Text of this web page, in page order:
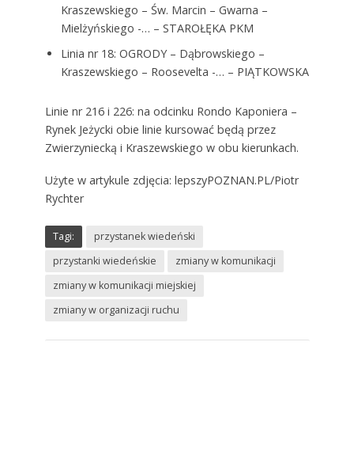
Kraszewskiego – Św. Marcin – Gwarna –
Mielżyńskiego -… – STAROŁĘKA PKM
Linia nr 18: OGRODY – Dąbrowskiego –
Kraszewskiego – Roosevelta -… – PIĄTKOWSKA
Linie nr 216 i 226: na odcinku Rondo Kaponiera –
Rynek Jeżycki obie linie kursować będą przez
Zwierzyniecką i Kraszewskiego w obu kierunkach.
Użyte w artykule zdjęcia: lepszyPOZNAN.PL/Piotr
Rychter
Tagi:
przystanek wiedeński
przystanki wiedeńskie
zmiany w komunikacji
zmiany w komunikacji miejskiej
zmiany w organizacji ruchu